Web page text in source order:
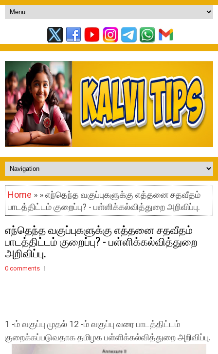
Home » » எந்தெந்த வகுப்புகளுக்கு எத்தனை சதவீதம்
பாடத்திட்டம் குறைப்பு? - பள்ளிக்கல்வித்துறை அறிவிப்பு.
எந்தெந்த வகுப்புகளுக்கு எத்தனை சதவீதம்
பாடத்திட்டம் குறைப்பு? - பள்ளிக்கல்வித்துறை
அறிவிப்பு.
0 comments
1 -ம் வகுப்பு முதல் 12 -ம் வகுப்பு வரை பாடத்திட்டம்
குறைக்கப்படுவதாக தமிழக பள்ளிக்கல்வித்துறை அறிவிப்பு.